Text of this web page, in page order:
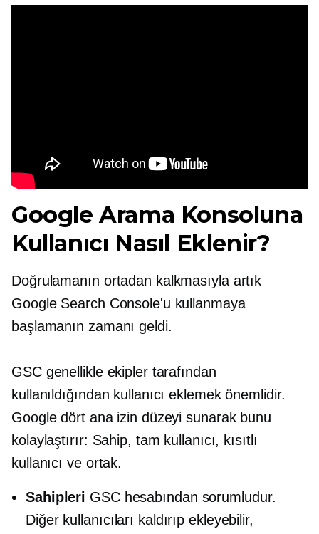
Google Arama Konsoluna
Kullanıcı Nasıl Eklenir?
Doğrulamanın ortadan kalkmasıyla artık
Google Search Console'u kullanmaya
başlamanın zamanı geldi.
GSC genellikle ekipler tarafından
kullanıldığından kullanıcı eklemek önemlidir.
Google dört ana izin düzeyi sunarak bunu
kolaylaştırır: Sahip, tam kullanıcı, kısıtlı
kullanıcı ve ortak.
Sahipleri GSC hesabından sorumludur.
Diğer kullanıcıları kaldırıp ekleyebilir,